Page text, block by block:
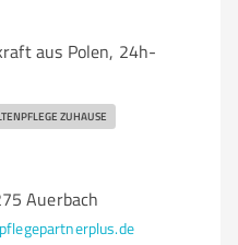
aus Polen, 24h-
ZUHAUSE
Auerbach